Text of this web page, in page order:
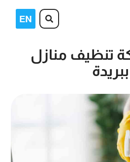
تنظيف منازل
ببريدة